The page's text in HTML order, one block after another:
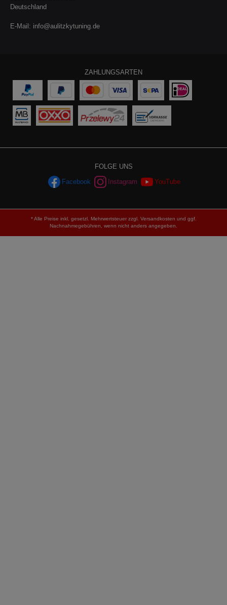
CH/LI: Fahrzeugausweis, Feld 24 Länder Modell
e1*2001/116*0431*.. DE/AT AMG C 63
e1*2001/116*0457*.. DE/AT AMG C 63
e1*2001/116*0457*.. DE/AT AMG C 63 S
e1*2001/116*0464*.. Kompatible
Fahrzeuge:FahrzeugTypLeistungHubraumMotorBaujahr
Mercedes C-Klasse (W205)C63 AMG350kW / 476PS3982cm³M
177.98010.14 - Mercedes C-Klasse (W205)C63 S AMG375kW /
510PS3982cm³M 177.98010.14 -
Deutschland
E-Mail: info@aulitzkytuning.de
ZAHLUNGSARTEN
FOLGE UNS
Facebook Instagram YouTube
* Alle Preise inkl. gesetzl. Mehrwertsteuer zzgl. Versandkosten und ggf.
Nachnahmegebühren, wenn nicht anders angegeben.